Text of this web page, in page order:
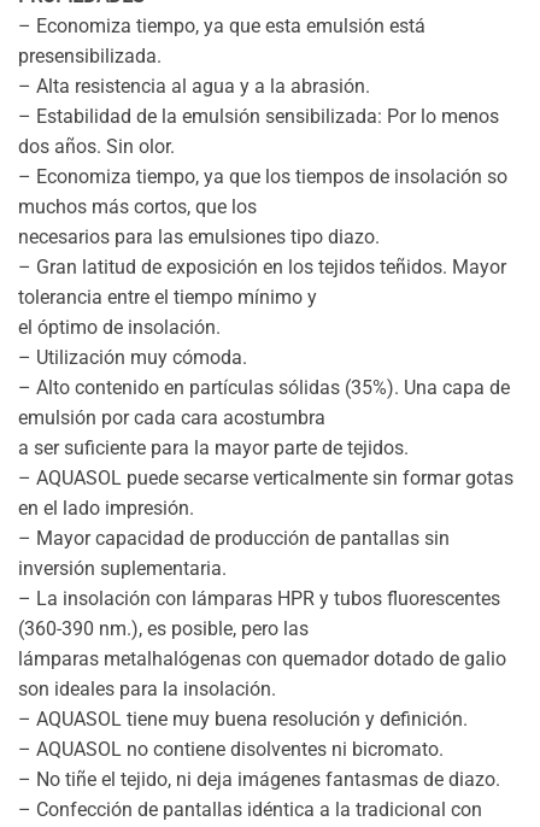
– Economiza tiempo, ya que esta emulsión está
presensibilizada.
– Alta resistencia al agua y a la abrasión.
– Estabilidad de la emulsión sensibilizada: Por lo menos
dos años. Sin olor.
– Economiza tiempo, ya que los tiempos de insolación so
muchos más cortos, que los
necesarios para las emulsiones tipo diazo.
– Gran latitud de exposición en los tejidos teñidos. Mayor
tolerancia entre el tiempo mínimo y
el óptimo de insolación.
– Utilización muy cómoda.
– Alto contenido en partículas sólidas (35%). Una capa de
emulsión por cada cara acostumbra
a ser suficiente para la mayor parte de tejidos.
– AQUASOL puede secarse verticalmente sin formar gotas
en el lado impresión.
– Mayor capacidad de producción de pantallas sin
inversión suplementaria.
– La insolación con lámparas HPR y tubos fluorescentes
(360-390 nm.), es posible, pero las
lámparas metalhalógenas con quemador dotado de galio
son ideales para la insolación.
– AQUASOL tiene muy buena resolución y definición.
– AQUASOL no contiene disolventes ni bicromato.
– No tiñe el tejido, ni deja imágenes fantasmas de diazo.
– Confección de pantallas idéntica a la tradicional con